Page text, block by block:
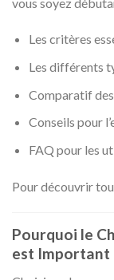
Les critères
Les différents
Comparatif
Conseils pour
FAQ pour les
Pour découvrir
Pourquoi le
est Important